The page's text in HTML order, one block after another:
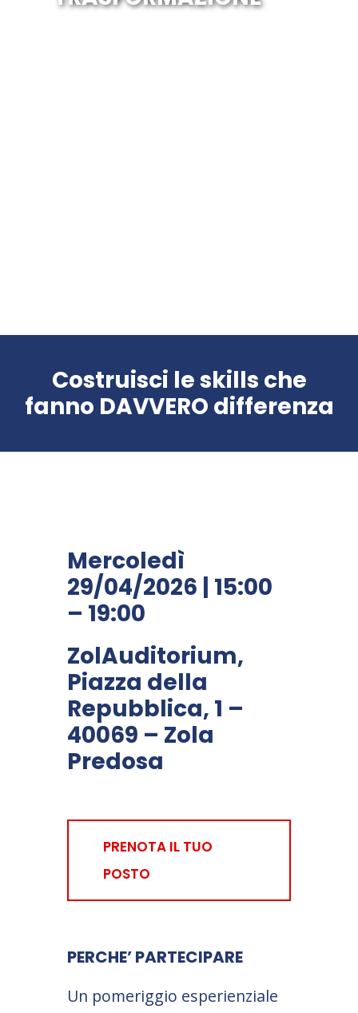
Costruisci le skills che
fanno DAVVERO differenza
Mercoledì
29/04/2026 | 15:00
– 19:00
ZolAuditorium,
Piazza della
Repubblica, 1 –
40069 – Zola
Predosa
PRENOTA IL TUO
POSTO
PERCHE’ PARTECIPARE
Un pomeriggio esperienziale